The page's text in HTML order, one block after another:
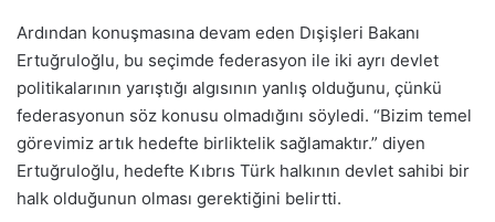
Ardından konuşmasına devam eden Dışişleri Bakanı
Ertuğruloğlu, bu seçimde federasyon ile iki ayrı devlet
politikalarının yarıştığı algısının yanlış olduğunu, çünkü
federasyonun söz konusu olmadığını söyledi. “Bizim temel
görevimiz artık hedefte birliktelik sağlamaktır.” diyen
Ertuğruloğlu, hedefte Kıbrıs Türk halkının devlet sahibi bir
halk olduğunun olması gerektiğini belirtti.